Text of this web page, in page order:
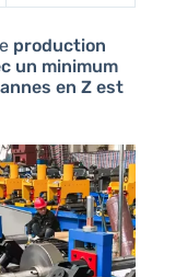
production
un minimum
en Z est